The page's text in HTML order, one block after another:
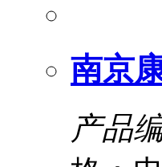
南京
产品